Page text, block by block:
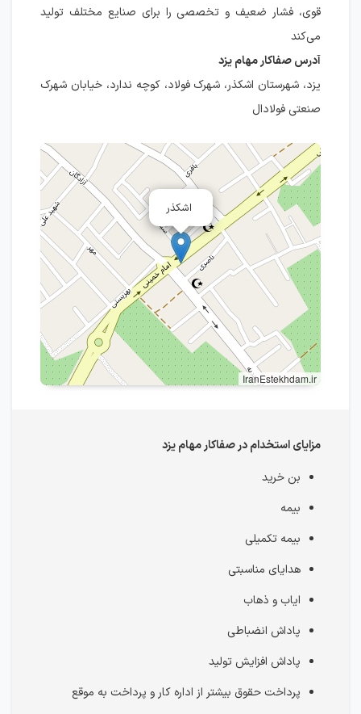
قوی، فشار ضعیف و تخصصی را برای صنایع مختلف تولید
می‌کند
آدرس صفاکار مهام یزد
یزد، شهرستان اشکذر، شهرک فولاد، کوچه ندارد، خیابان شهرک
صنعتی فولادال
اشکذر
IranEstekhdam.ir
مزایای استخدام در صفاکار مهام یزد
بن خرید
بیمه
بیمه تکمیلی
هدایای مناسبتی
ایاب و ذهاب
پاداش انضباطی
پاداش افزایش تولید
پرداخت حقوق بیشتر از اداره کار و پرداخت به موقع